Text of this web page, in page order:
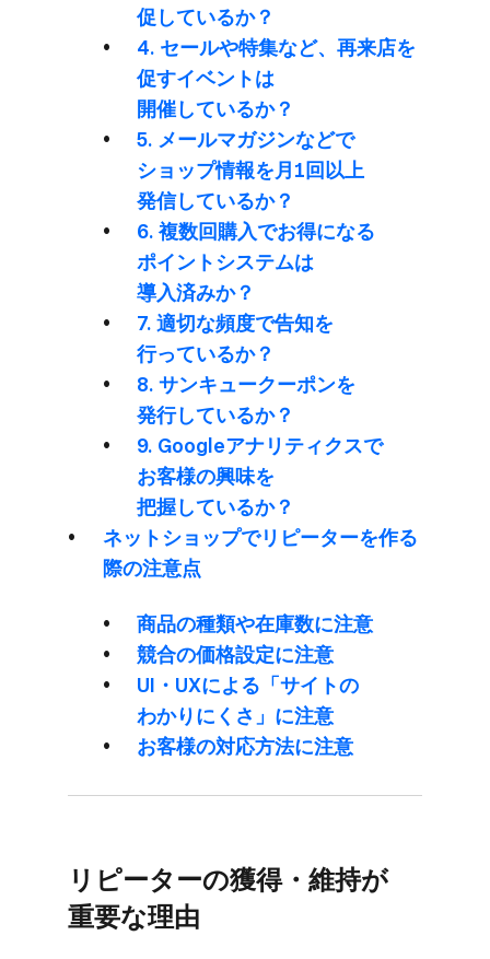
促しているか？
4. セールや​特集など、​再来店を​
促すイベントは​
開催しているか？
5. メールマガジンなどで​
ショップ情報を​月1回以上​
発信しているか？
6. 複数回購入で​お得に​なる​
ポイントシステムは​
導入済みか？
7. 適切な​頻度で​告知を​
行っているか？
8. サンキュークーポンを​
発行しているか？
9. Googleアナリティクスで​
お客様の​興味を​
把握しているか？
ネットショップで​リピーターを​作る​
際の​注意点
商品の​種類や​在庫数に​注意
競合の​価格設定に​注意
UI・UXに​よる​「サイトの​
わかりにくさ」に​注意
お客様の​対応方​法に​注意
リピーターの​獲得・維持が​
重要な​理由